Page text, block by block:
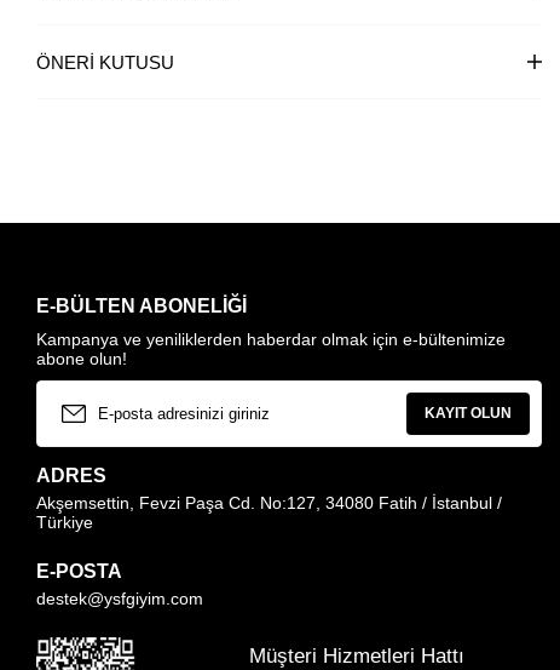
ÖNERI KUTUSU
E-BÜLTEN ABONELIĞI
Kampanya ve yeniliklerden haberdar olmak için e-bültenimize
abone olun!
KAYIT OLUN
ADRES
Akşemsettin, Fevzi Paşa Cd. No:127, 34080 Fatih / İstanbul /
Türkiye
E-POSTA
destek@ysfgiyim.com
Müşteri Hizmetleri Hattı